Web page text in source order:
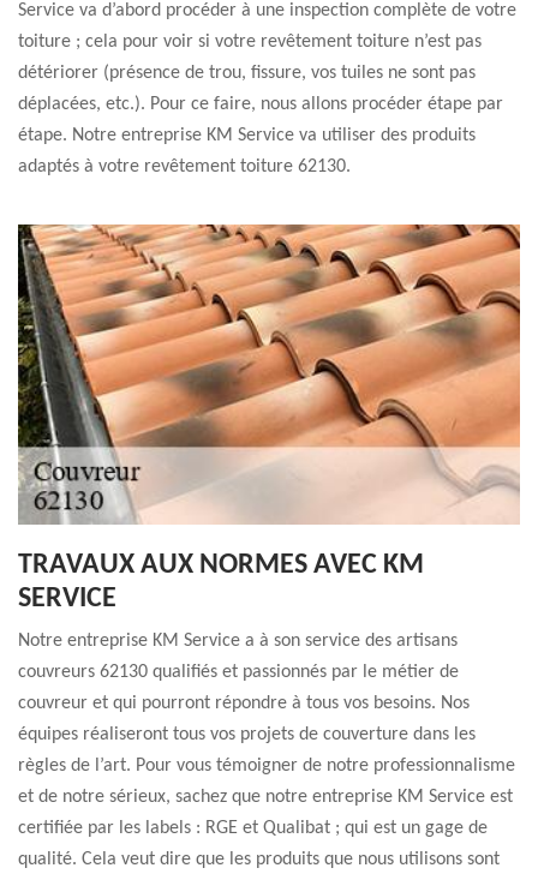
Service va d’abord procéder à une inspection complète de votre
toiture ; cela pour voir si votre revêtement toiture n’est pas
détériorer (présence de trou, fissure, vos tuiles ne sont pas
déplacées, etc.). Pour ce faire, nous allons procéder étape par
étape. Notre entreprise KM Service va utiliser des produits
adaptés à votre revêtement toiture 62130.
TRAVAUX AUX NORMES AVEC KM
SERVICE
Notre entreprise KM Service a à son service des artisans
couvreurs 62130 qualifiés et passionnés par le métier de
couvreur et qui pourront répondre à tous vos besoins. Nos
équipes réaliseront tous vos projets de couverture dans les
règles de l’art. Pour vous témoigner de notre professionnalisme
et de notre sérieux, sachez que notre entreprise KM Service est
certifiée par les labels : RGE et Qualibat ; qui est un gage de
qualité. Cela veut dire que les produits que nous utilisons sont